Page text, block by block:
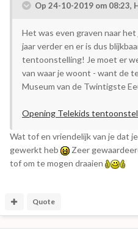
Op 24-10-2019 om 08:23,
Het was even graven naar
jaar verder en er is dus
tentoonstelling! Je moet er
van waar je woont - want de
Museum van de Twintigste
Opening Telekids
Wat tof en vriendelijk van je dat
gewerkt heb
Zeer
tof om te mogen draaien
Quote